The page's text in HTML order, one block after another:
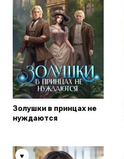
Золушки в принцах не
нуждаются